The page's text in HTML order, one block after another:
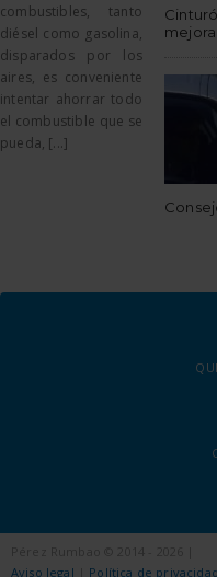
combustibles, tanto
diésel como gasolina,
disparados por los
aires, es conveniente
intentar ahorrar todo
el combustible que se
pueda, [...]
Aviso legal
Política de privacidad